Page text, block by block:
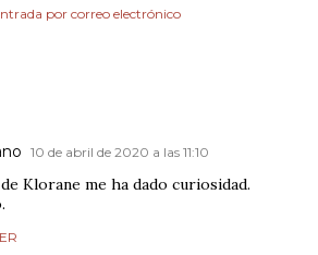
por correo electrónico
10 de abril de 2020 a las 11:10
Klorane me ha dado curiosidad.